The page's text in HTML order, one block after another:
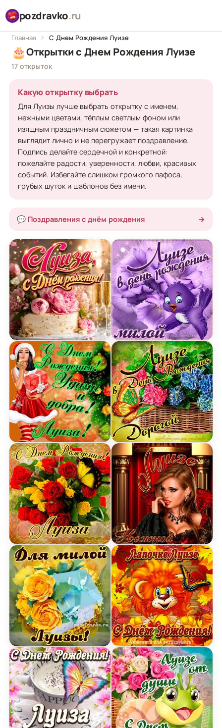
pozdravko.ru
Главная С Днем Рождения Луизе
🎂Открытки с Днем Рождения Луизе
17 открыток
Какую открытку выбрать
Для Луизы лучше выбрать открытку с именем,
нежными цветами, тёплым светлым фоном или
изящным праздничным сюжетом — такая картинка
выглядит лично и не перегружает поздравление.
Подпись делайте сердечной и конкретной:
пожелайте радости, уверенности, любви, красивых
событий. Избегайте слишком громкого пафоса,
грубых шуток и шаблонов без имени.
💬 Поздравления с днём рождения →
Открытка с Днем Рождения Луизе с тортом и
Картинка с Днем Рождения Луизе с
Картинка на День Рождения Луизе с букетом
Открытка для милой Луизы с подарком и
Открытка милой Луизе в
Открытка дорогой
Картинка нежной Луизе
Открытка лапочке